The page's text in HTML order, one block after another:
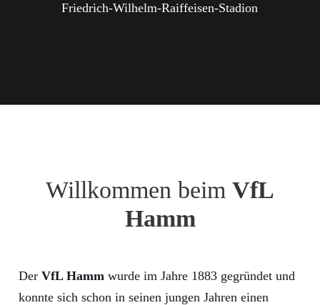
Friedrich-Wilhelm-Raiffeisen-Stadion
Willkommen beim VfL
Hamm
Der VfL Hamm wurde im Jahre 1883 gegründet und
konnte sich schon in seinen jungen Jahren einen